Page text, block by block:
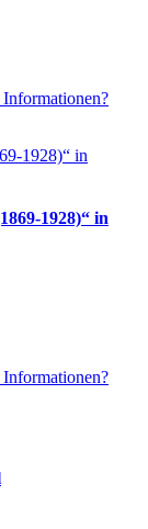
1928)“ in